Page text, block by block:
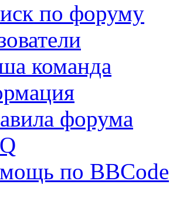
по форуму
команда
форума
по BBCode